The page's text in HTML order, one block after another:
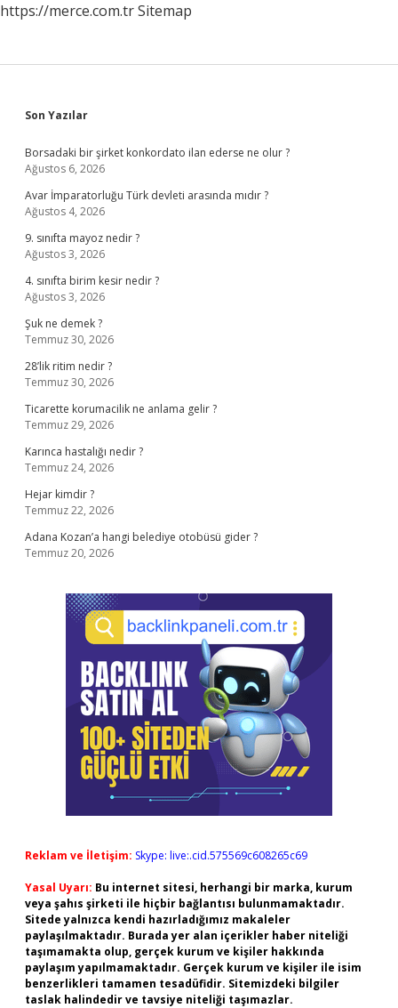
https://merce.com.trSitemap
Sidebar
Son Yazılar
Borsadaki bir şirket konkordato ilan ederse ne olur ?
Ağustos 6, 2026
Avar İmparatorluğu Türk devleti arasında mıdır ?
Ağustos 4, 2026
9. sınıfta mayoz nedir ?
Ağustos 3, 2026
4. sınıfta birim kesir nedir ?
Ağustos 3, 2026
Şuk ne demek ?
Temmuz 30, 2026
28’lik ritim nedir ?
Temmuz 30, 2026
Ticarette korumacilik ne anlama gelir ?
Temmuz 29, 2026
Karınca hastalığı nedir ?
Temmuz 24, 2026
Hejar kimdir ?
Temmuz 22, 2026
Adana Kozan’a hangi belediye otobüsü gider ?
Temmuz 20, 2026
Reklam ve İletişim: Skype: live:.cid.575569c608265c69
Yasal Uyarı: Bu internet sitesi, herhangi bir marka, kurum
veya şahıs şirketi ile hiçbir bağlantısı bulunmamaktadır.
Sitede yalnızca kendi hazırladığımız makaleler
paylaşılmaktadır. Burada yer alan içerikler haber niteliği
taşımamakta olup, gerçek kurum ve kişiler hakkında
paylaşım yapılmamaktadır. Gerçek kurum ve kişiler ile isim
benzerlikleri tamamen tesadüfidir. Sitemizdeki bilgiler
taslak halindedir ve tavsiye niteliği taşımazlar.